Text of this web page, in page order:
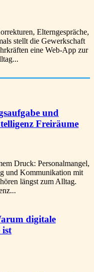
Elterngespräche,
stellt die Gewerkschaft
eine Web-App zur
und
Freiräume
Druck: Personalmangel,
und Kommunikation mit
längst zum Alltag.
digitale
ist